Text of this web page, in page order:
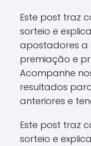
Este post traz
sorteio e
apostadores a
premiação e
Acompanhe
resultados
anteriores e
Este post traz
sorteio e